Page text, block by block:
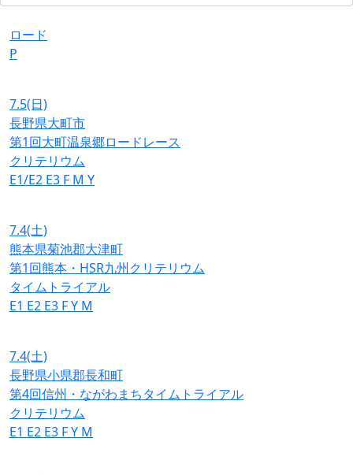
ロード
P
7.5(日)
長野県大町市
第1回大町温泉郷ロードレース
クリテリウム
E1/E2 E3 F M Y
7.4(土)
熊本県菊池郡大津町
第1回熊本・HSR九州クリテリウム
タイムトライアル
E1 E2 E3 FY M
7.4(土)
長野県小県郡長和町
第4回信州・ながわまちタイムトライアル
クリテリウム
E1 E2 E3 FY M